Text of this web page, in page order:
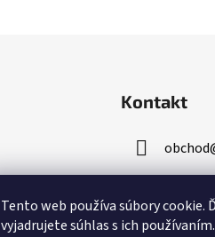
Tento web používa súbory cookie.
vyjadrujete súhlas s ich
Kontakt
obchod